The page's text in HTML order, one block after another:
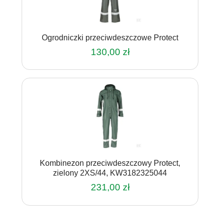
można
wybrać
stronie
produktu
Ogrodniczki przeciwdeszczowe Protect
130,00 zł
Kombinezon przeciwdeszczowy Protect,
zielony 2XS/44, KW3182325044
231,00 zł